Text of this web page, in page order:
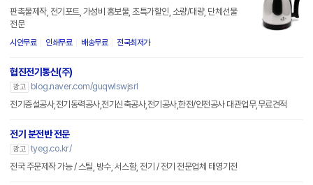
판촉물제작, 전기포트, 가성비 홍보물, 초특가할인, 소량/대량, 단체선물
전문
시안무료 인쇄무료 배송무료 전국최저가
협진전기통신(주)
광고
blog.naver.com/guqwlswjsrl
전기증설공사,전기동력공사,전기신축공사,전기공사,한전/안전공사 대관업무,무료견적
전기 분전반 전문
광고 tyeg.co.kr/
전국 주문제작 가능 / 스틸, 방수, 서스함, 전기 / 전기 전문업체 태영기전